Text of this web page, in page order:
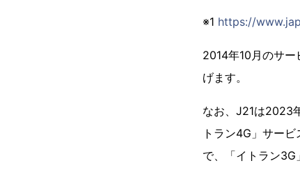
※1 https://
2014年10月のサ
げます。
なお、J21は2023
トラン4G」サー
で、「イトラン3G